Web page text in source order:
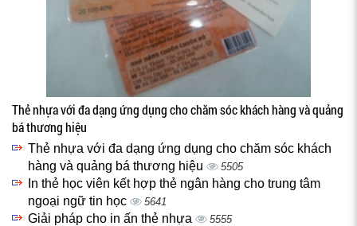
Thẻ nhựa với đa dạng ứng dụng cho chăm sóc khách hàng và quảng
bá thương hiệu
Thẻ nhựa với đa dạng ứng dụng cho chăm sóc khách
hàng và quảng bá thương hiệu
5505
In thẻ học viên kết hợp thẻ ngân hàng cho trung tâm
ngoại ngữ tin học
5641
Giải pháp cho in ấn thẻ nhựa 5555